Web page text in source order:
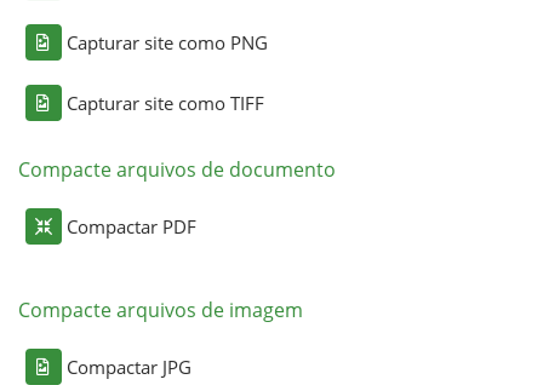
Capturar site como PNG
Capturar site como TIFF
Compacte arquivos de documento
Compactar PDF
Compacte arquivos de imagem
Compactar JPG